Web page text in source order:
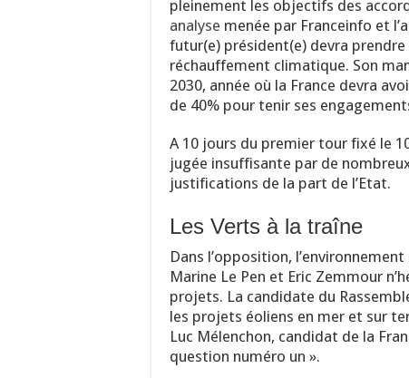
pleinement les objectifs des
analyse menée par Franceinfo et
futur(e) président(e) devra
réchauffement climatique. Son
2030, année où la France devra
de 40% pour tenir ses
A 10 jours du premier tour fixé le
jugée insuffisante par de
justifications de la part de l’Etat.
Les Verts à la traîne
Dans l’opposition,
Marine Le Pen et Eric Zemmour
projets. La candidate du
les projets éoliens en mer et sur
Luc Mélenchon, candidat de la
question numéro un ».